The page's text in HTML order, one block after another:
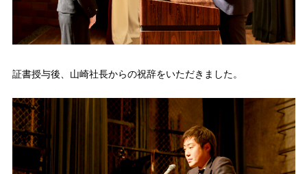
証書授与後、山崎社長からの祝辞をいただきました。